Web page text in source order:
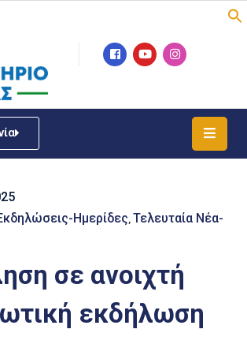
Ημερίδες Τελευταία Νέα-
σε ανοιχτή
εκδήλωση